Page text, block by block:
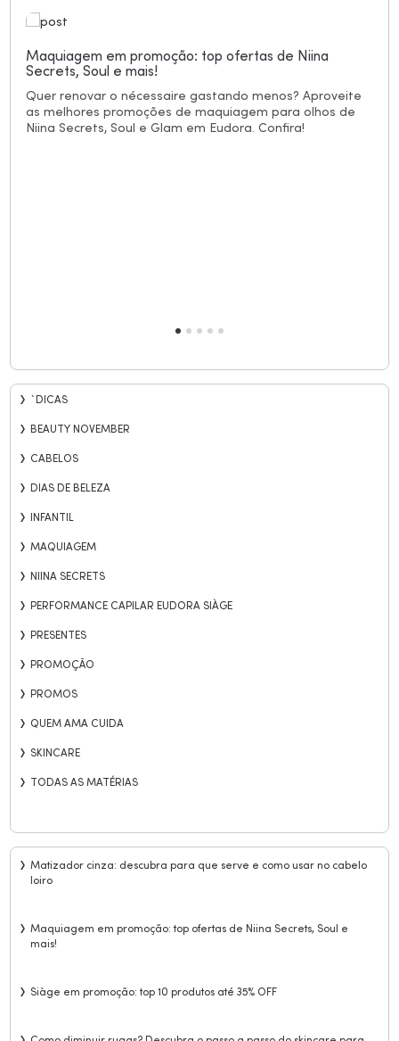
Maquiagem em promoção: top ofertas de Niina
Secrets, Soul e mais!
Quer renovar o nécessaire gastando menos? Aproveite
as melhores promoções de maquiagem para olhos de
Niina Secrets, Soul e Glam em Eudora. Confira!
`DICAS
BEAUTY NOVEMBER
CABELOS
DIAS DE BELEZA
INFANTIL
MAQUIAGEM
NIINA SECRETS
PERFORMANCE CAPILAR EUDORA SIÀGE
PRESENTES
PROMOÇÃO
PROMOS
QUEM AMA CUIDA
SKINCARE
TODAS AS MATÉRIAS
Matizador cinza: descubra para que serve e como usar no cabelo
loiro
Maquiagem em promoção: top ofertas de Niina Secrets, Soul e
mais!
Siàge em promoção: top 10 produtos até 35% OFF